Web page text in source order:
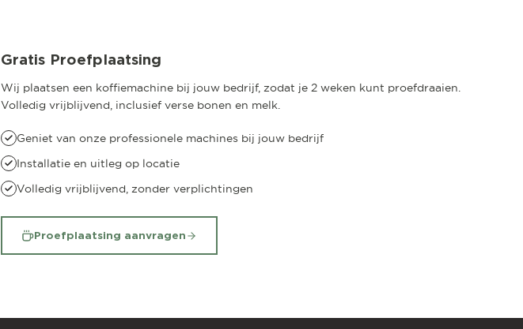
Gratis Proefplaatsing
Wij plaatsen een koffiemachine bij jouw bedrijf, zodat je 2 weken kunt proefdraaien.
Volledig vrijblijvend, inclusief verse bonen en melk.
Geniet van onze professionele machines bij jouw bedrijf
Installatie en uitleg op locatie
Volledig vrijblijvend, zonder verplichtingen
Proefplaatsing aanvragen